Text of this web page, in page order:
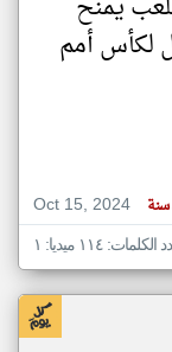
لكأس أمم
Oct 15, 2024
١١٤ ميديا: ١